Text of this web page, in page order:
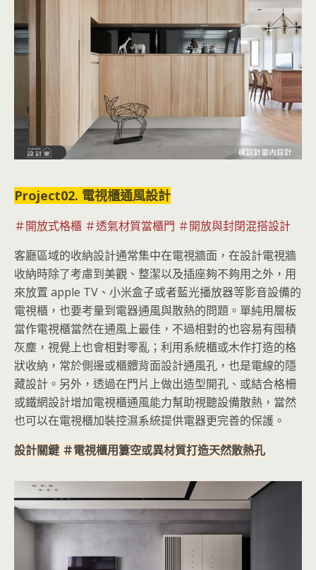
Project02. 電視櫃通風設計
＃開放式格櫃 ＃透氣材質當櫃門 ＃開放與封閉混搭設計
客廳區域的收納設計通常集中在電視牆面，在設計電視牆
收納時除了考慮到美觀、整潔以及插座夠不夠用之外，用
來放置 apple TV、小米盒子或者藍光播放器等影音設備的
電視櫃，也要考量到電器通風與散熱的問題。單純用層板
當作電視櫃當然在通風上最佳，不過相對的也容易有囤積
灰塵，視覺上也會相對零亂；利用系統櫃或木作打造的格
狀收納，常於側邊或櫃體背面設計通風孔，也是電線的隱
藏設計。另外，透過在門片上做出造型開孔、或結合格柵
或鐵網設計增加電視櫃通風能力幫助視聽設備散熱，當然
也可以在電視櫃加裝控濕系統提供電器更完善的保護。
設計關鍵 ＃電視櫃用簍空或異材質打造天然散熱孔